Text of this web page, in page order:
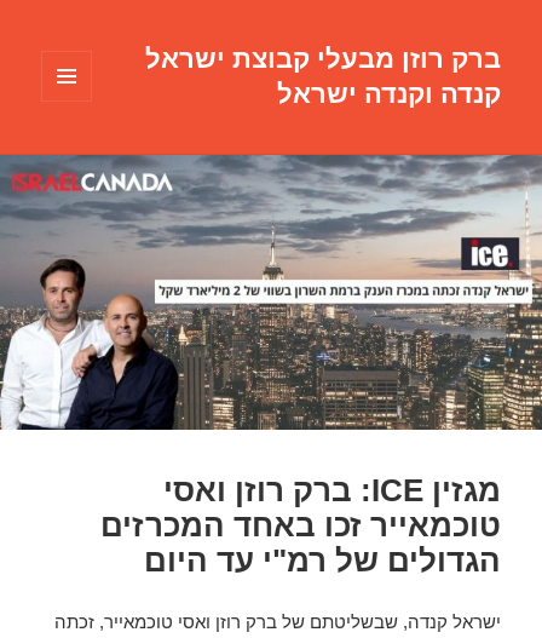
ברק רוזן מבעלי קבוצת ישראל
קנדה וקנדה ישראל
מגזין ICE: ברק רוזן ואסי
טוכמאייר זכו באחד המכרזים
הגדולים של רמ"י עד היום
ישראל קנדה, שבשליטתם של ברק רוזן ואסי טוכמאייר, זכתה